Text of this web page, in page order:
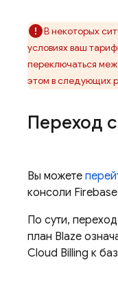
В некоторых
условиях ваш
переключаться
этом в следующих
Переход
Вы можете
консоли Firebase
По сути,
план Blaze
Cloud Billing к